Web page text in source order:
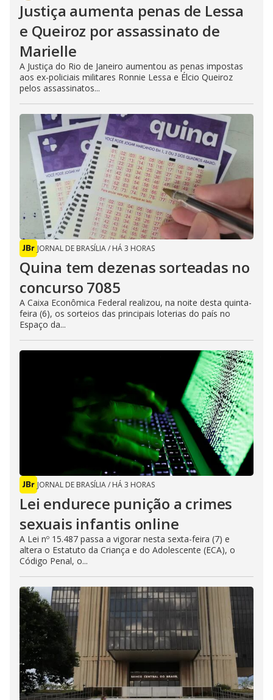
Justiça aumenta penas de Lessa
e Queiroz por assassinato de
Marielle
A Justiça do Rio de Janeiro aumentou as penas impostas
aos ex-policiais militares Ronnie Lessa e Élcio Queiroz
pelos assassinatos...
JORNAL DE BRASÍLIA/ HÁ 3 HORAS
Quina tem dezenas sorteadas no
concurso 7085
A Caixa Econômica Federal realizou, na noite desta quinta-
feira (6), os sorteios das principais loterias do país no
Espaço da...
JORNAL DE BRASÍLIA/ HÁ 3 HORAS
Lei endurece punição a crimes
sexuais infantis online
A Lei nº 15.487 passa a vigorar nesta sexta-feira (7) e
altera o Estatuto da Criança e do Adolescente (ECA), o
Código Penal, o...